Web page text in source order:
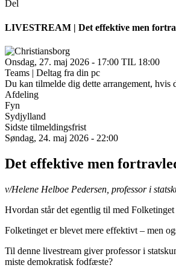
Del
LIVESTREAM | Det effektive men
Onsdag, 27. maj 2026 - 17:00 TIL 18:00
Teams | Deltag fra din pc
Du kan tilmelde dig dette arrangement, hvis
Afdeling
Fyn
Sydjylland
Sidste tilmeldingsfrist
Søndag, 24. maj 2026 - 22:00
Det effektive men
v/Helene Helboe Pedersen, professor i
Hvordan står det egentlig til med
Folketinget er blevet mere effektivt – men
Til denne livestream giver professor i
miste demokratisk fodfæste?